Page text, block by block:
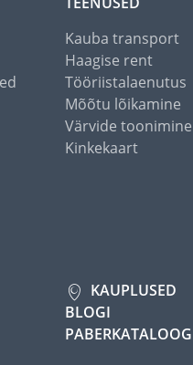
Kauba transport
Haagise rent
Tööriistalaenutus
Mõõtu lõikamine
Värvide toonimine
Kinkekaart
KAUPLUSED
BLOGI
PABERKATALOOG